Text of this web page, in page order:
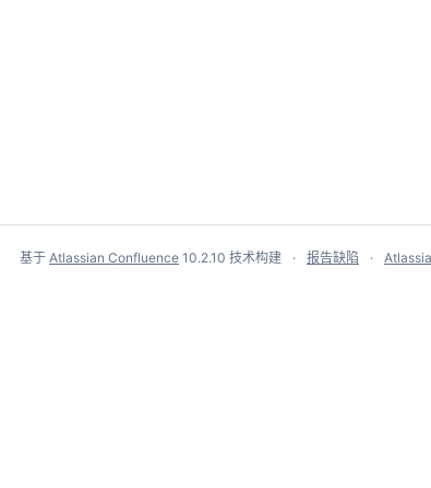
基于 Atlassian Confluence 10.2.10 技术构建 报告缺陷